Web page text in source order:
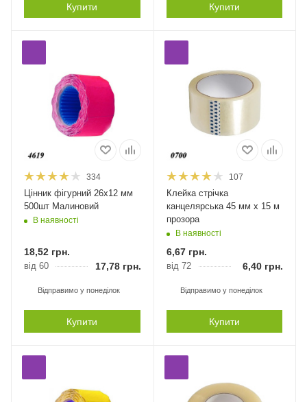
Купити Купити
334
Цінник фігурний 26х12 мм
500шт Малиновий
В наявності
18,52 грн.
від 60 17,78 грн.
Відправимо у понеділок
Купити
107
Клейка стрічка
канцелярська 45 мм х 15 м
прозора
В наявності
6,67грн.
від 72 6,40 грн.
Відправимо у понеділок
Купити